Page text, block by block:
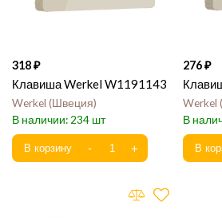
318
Клавиша Werkel W1191143
Werkel Швеция
234
276
Werkel